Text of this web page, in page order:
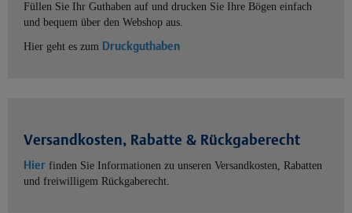
Füllen Sie Ihr Guthaben auf und drucken Sie Ihre Bögen einfach
und bequem über den Webshop aus.
Hier geht es zum Druckguthaben
Versandkosten, Rabatte & Rückgaberecht
Hier finden Sie Informationen zu unseren Versandkosten, Rabatten
und freiwilligem Rückgaberecht.